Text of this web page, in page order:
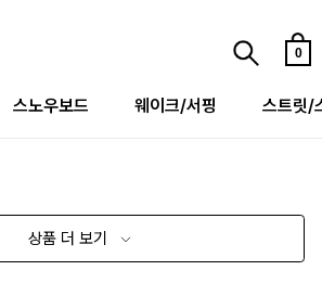
0
스노우보드 웨이크/서핑 스트릿/
상품 더 보기